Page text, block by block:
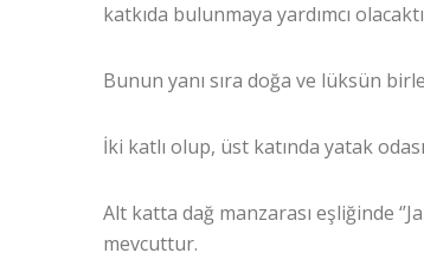
katkıda bulunmaya yardımcı
Bunun yanı sıra doğa ve lüksün
İki katlı olup, üst katında yatak
Alt katta dağ manzarası eşliğinde
mevcuttur.